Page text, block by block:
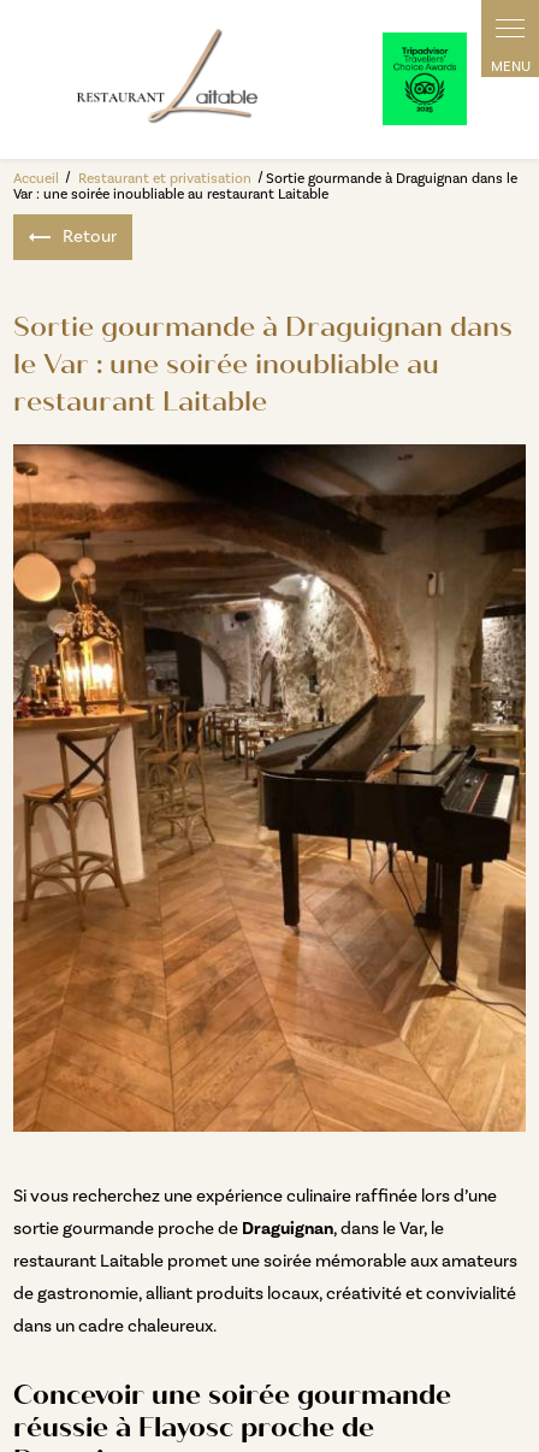
Accueil Restaurant et privatisation
Sortie gourmande à Draguignan dans le
Var : une soirée inoubliable au restaurant Laitable
Retour
Sortie gourmande à Draguignan dans
le Var : une soirée inoubliable au
restaurant Laitable
Si vous recherchez une expérience culinaire raffinée lors d’une
sortie gourmande proche de Draguignan, dans le Var, le
restaurant Laitable promet une soirée mémorable aux amateurs
de gastronomie, alliant produits locaux, créativité et convivialité
dans un cadre chaleureux.
Concevoir une soirée gourmande
réussie à Flayosc proche de